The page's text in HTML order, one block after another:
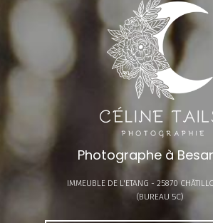
Photographe à
IMMEUBLE DE L'ETANG - 25870
(BUREAU 5C)